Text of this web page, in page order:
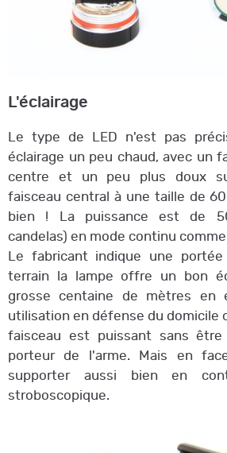
L'éclairage
Le type de LED n'est pas
éclairage un peu chaud, avec un
centre et un peu plus doux
faisceau central à une taille de
bien ! La puissance est de
candelas) en mode continu
Le fabricant indique une
terrain la lampe offre un bon
grosse centaine de mètres en
utilisation en défense du domicile
faisceau est puissant sans
porteur de l'arme. Mais en
supporter aussi bien en
stroboscopique.